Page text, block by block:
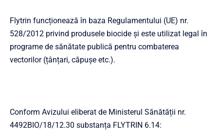
Flytrin funcționează în baza Regulamentului (UE) nr.
528/2012 privind produsele biocide și este utilizat legal în
programe de sănătate publică pentru combaterea
vectorilor (țânțari, căpușe etc.).
Conform Avizului eliberat de Ministerul Sănătății nr.
4492BIO/18/12.30 substanța FLYTRIN 6.14: